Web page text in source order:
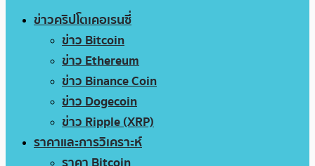
ข่าวคริปโตเคอเรนซี่
ข่าว Bitcoin
ข่าว Ethereum
ข่าว Binance Coin
ข่าว Dogecoin
ข่าว Ripple (XRP)
ราคาและการวิเคราะห์